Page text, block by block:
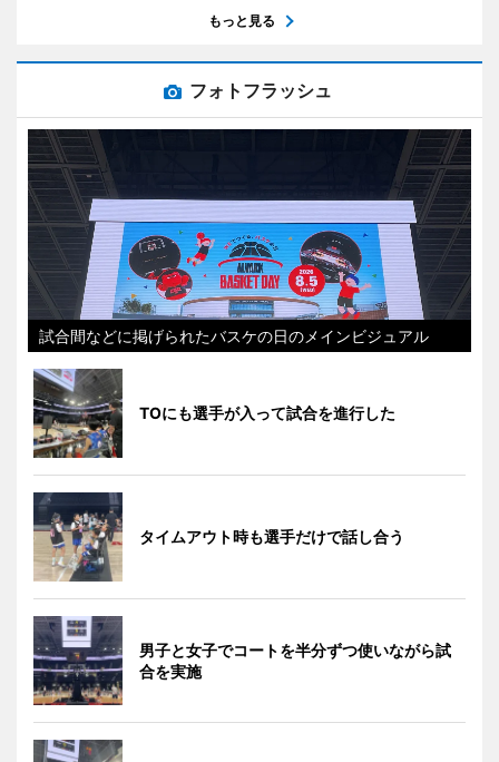
もっと見る
フォトフラッシュ
試合間などに掲げられたバスケの日のメインビジュアル
TOにも選手が入って試合を進行した
タイムアウト時も選手だけで話し合う
男子と女子でコートを半分ずつ使いながら試
合を実施